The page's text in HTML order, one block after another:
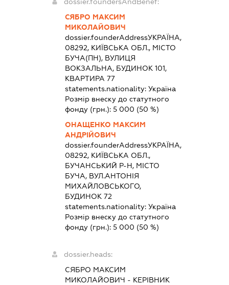
СЯБРО МАКСИМ
МИКОЛАЙОВИЧ
dossier.founderAddressУКРАЇНА,
08292, КИЇВСЬКА ОБЛ., МІСТО
БУЧА(ПН), ВУЛИЦЯ
ВОКЗАЛЬНА, БУДИНОК 101,
КВАРТИРА 77
statements.nationality: Україна
Розмір внеску до статутного
фонду (грн.): 5 000 (50 %)
ОНАЩЕНКО МАКСИМ
АНДРІЙОВИЧ
dossier.founderAddressУКРАЇНА,
08292, КИЇВСЬКА ОБЛ.,
БУЧАНСЬКИЙ Р-Н, МІСТО
БУЧА, ВУЛ.АНТОНІЯ
МИХАЙЛОВСЬКОГО,
БУДИНОК 72
statements.nationality: Україна
Розмір внеску до статутного
фонду (грн.): 5 000 (50 %)
dossier.heads:
СЯБРО МАКСИМ
МИКОЛАЙОВИЧ - КЕРІВНИК